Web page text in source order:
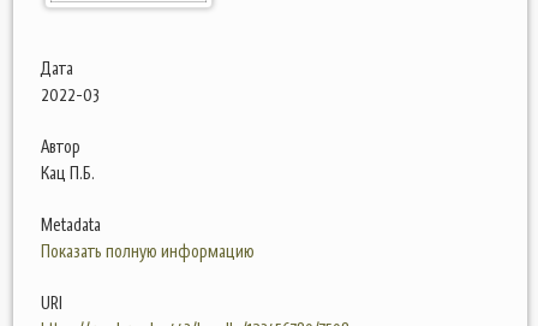
Дата
2022-03
Автор
Кац П.Б.
Metadata
Показать полную информацию
URI